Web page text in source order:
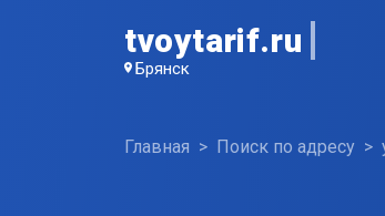
tvoytarif.ru
Брянск
Главная Поиск по адресу